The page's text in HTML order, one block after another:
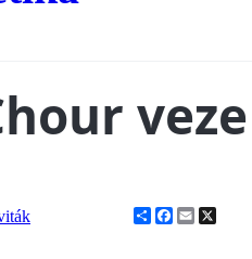
veze
ShareFacebook
Email